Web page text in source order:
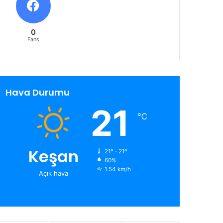
0
Fans
Hava Durumu
Keşan
Açık hava
21 ℃
21º - 21º
60%
1.54 km/h